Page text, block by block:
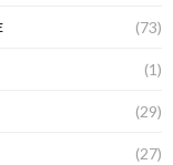
(73)
(1)
(29)
(27)